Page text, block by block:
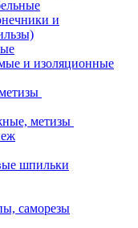
и
и изоляционные
метизы
шпильки
саморезы